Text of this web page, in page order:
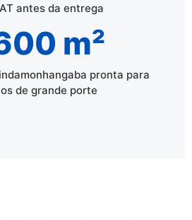
antes da entrega
m²
pronta para
de grande porte